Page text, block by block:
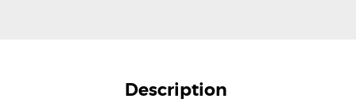
Description